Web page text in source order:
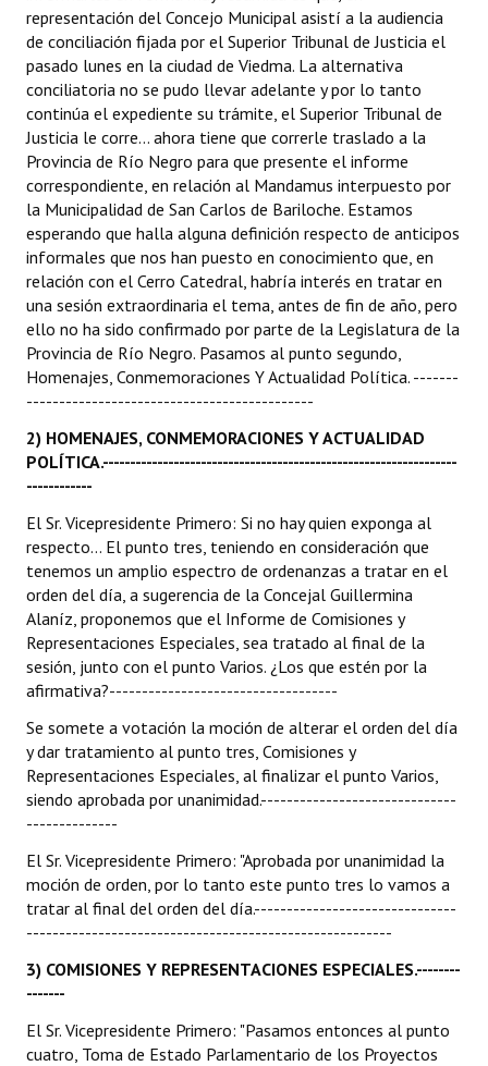
Datos Históricos
Premio al Mérito - Registro
Audiencias Públicas - Registro
Mujeres que Dejaron Huellas - Registro
Periodistas Decanos - Registro
Ciudadano Ilustre - Registro
Banca del Vecino - Registro
Huéspedes de Honor - Registro
Antiguos Pobladores - Registro
Reconocimientos - Registro
Entrega de distinciones
REFORMA DE LA CARTA ORGÁNICA
representación del Concejo Municipal asistí a la audiencia
de conciliación fijada por el Superior Tribunal de Justicia el
pasado lunes en la ciudad de Viedma. La alternativa
conciliatoria no se pudo llevar adelante y por lo tanto
continúa el expediente su trámite, el Superior Tribunal de
Justicia le corre... ahora tiene que correrle traslado a la
Provincia de Río Negro para que presente el informe
correspondiente, en relación al Mandamus interpuesto por
la Municipalidad de San Carlos de Bariloche. Estamos
esperando que halla alguna definición respecto de anticipos
informales que nos han puesto en conocimiento que, en
relación con el Cerro Catedral, habría interés en tratar en
una sesión extraordinaria el tema, antes de fin de año, pero
ello no ha sido confirmado por parte de la Legislatura de la
Provincia de Río Negro. Pasamos al punto segundo,
Homenajes, Conmemoraciones Y Actualidad Política. -------
--------------------------------------------
2) HOMENAJES, CONMEMORACIONES Y ACTUALIDAD
POLÍTICA.-----------------------------------------------------------------
------------
El Sr. Vicepresidente Primero: Si no hay quien exponga al
respecto... El punto tres, teniendo en consideración que
tenemos un amplio espectro de ordenanzas a tratar en el
orden del día, a sugerencia de la Concejal Guillermina
Alaníz, proponemos que el Informe de Comisiones y
Representaciones Especiales, sea tratado al final de la
sesión, junto con el punto Varios. ¿Los que estén por la
afirmativa?-----------------------------------
Se somete a votación la moción de alterar el orden del día
y dar tratamiento al punto tres, Comisiones y
Representaciones Especiales, al finalizar el punto Varios,
siendo aprobada por unanimidad.------------------------------
--------------
El Sr. Vicepresidente Primero: "Aprobada por unanimidad la
moción de orden, por lo tanto este punto tres lo vamos a
tratar al final del orden del día.-------------------------------
--------------------------------------------------------
3) COMISIONES Y REPRESENTACIONES ESPECIALES.--------
-------
El Sr. Vicepresidente Primero: "Pasamos entonces al punto
cuatro, Toma de Estado Parlamentario de los Proyectos